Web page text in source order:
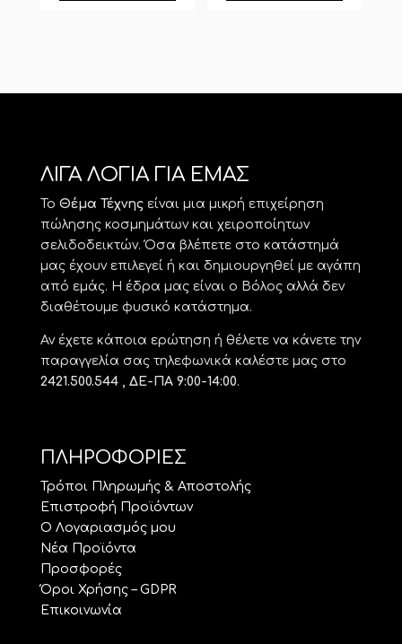
ΛΙΓΑ ΛΟΓΙΑ ΓΙΑ ΕΜΑΣ
Το Θέμα Τέχνηςείναι μια μικρή επιχείρηση
πώλησης κοσμημάτων και χειροποίητων
σελιδοδεικτών. Όσα βλέπετε στο κατάστημά
μας έχουν επιλεγεί ή και δημιουργηθεί με αγάπη
από εμάς. Η έδρα μας είναι ο Βόλος αλλά δεν
διαθέτουμε φυσικό κατάστημα.
Αν έχετε κάποια ερώτηση ή θέλετε να κάνετε την
παραγγελία σας τηλεφωνικά καλέστε μας στο
2421.500.544 , ΔΕ-ΠΑ 9:00-14:00.
ΠΛΗΡΟΦΟΡΙΕΣ
Τρόποι Πληρωμής & Αποστολής
Επιστροφή Προϊόντων
Ο Λογαριασμός μου
Νέα Προϊόντα
Προσφορές
Όροι Χρήσης – GDPR
Επικοινωνία